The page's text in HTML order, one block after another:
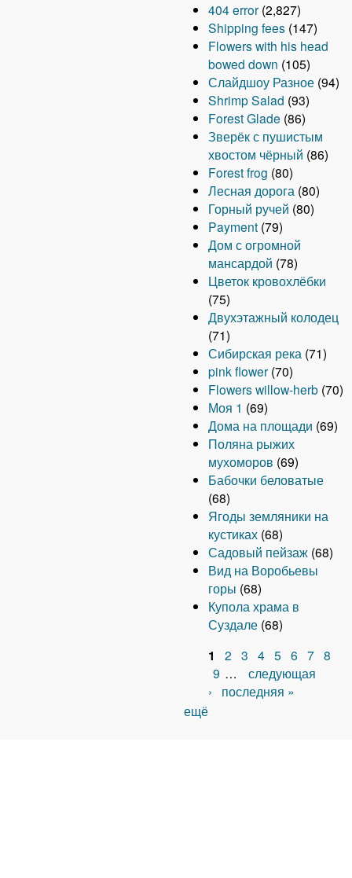
404 error (2,827)
Shipping fees (147)
Flowers with his head
bowed down (105)
Слайдшоу Разное (94)
Shrimp Salad (93)
Forest Glade (86)
Зверёк с пушистым
хвостом чёрный (86)
Forest frog (80)
Лесная дорога (80)
Горный ручей (80)
Payment (79)
Дом с огромной
мансардой (78)
Цветок кровохлёбки
(75)
Двухэтажный колодец
(71)
Сибирская река (71)
pink flower (70)
Flowers willow-herb (70)
Моя 1 (69)
Дома на площади (69)
Поляна рыжих
мухоморов (69)
Бабочки беловатые
(68)
Ягоды земляники на
кустиках (68)
Садовый пейзаж (68)
Вид на Воробьевы
горы (68)
Купола храма в
Суздале (68)
т
1 2 3 4 5 6 7 8
9 …
следующая
›
последняя »
ещё